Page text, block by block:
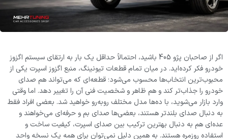
اگر از صاحبان پژو 405 باشید، احتمالاً حداقل یک بار به ارتقای سیستم اگزوز
خودرو فکر کرده‌اید. در میان تمام قطعات تیونینگ، منبع اگزوز اسپرت یکی از
محبوب‌ترین انتخاب‌ها محسوب می‌شود؛ قطعه‌ای که می‌تواند هم صدای
خودرو را جذاب‌تر کند و هم ظاهر و شخصیت فنی آن را تغییر دهد. اما وقتی
وارد بازار می‌شوید، با ده‌ها مدل مختلف روبه‌رو خواهید شد. بعضی افراد فقط
به دنبال صدای بلندتر هستند، بعضی‌ها صدای بم و حرفه‌ای می‌خواهند و
عده‌ای هم به دنبال بهترین ترکیب بین صدای اسپرت، کیفیت ساخت و
استفاده روزمره هستند. به همین دلیل نمی‌توان برای همه یک نسخه واحد